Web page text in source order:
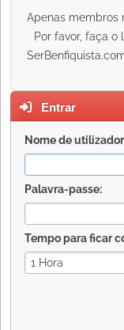
Apenas membros
Por favor, faça o
Entrar
Nome de
Palavra-passe:
Tempo para ficar